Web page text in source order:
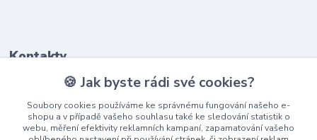
Kontakty
(Po-Pá, 9-17 hod.)
info@playcentrum.cz
🍪 Jak byste rádi své cookies?
Soubory cookies používáme ke správnému fungování našeho e-
shopu a v případě vašeho souhlasu také ke sledování statistik o
webu, měření efektivity reklamních kampaní, zapamatování vašeho